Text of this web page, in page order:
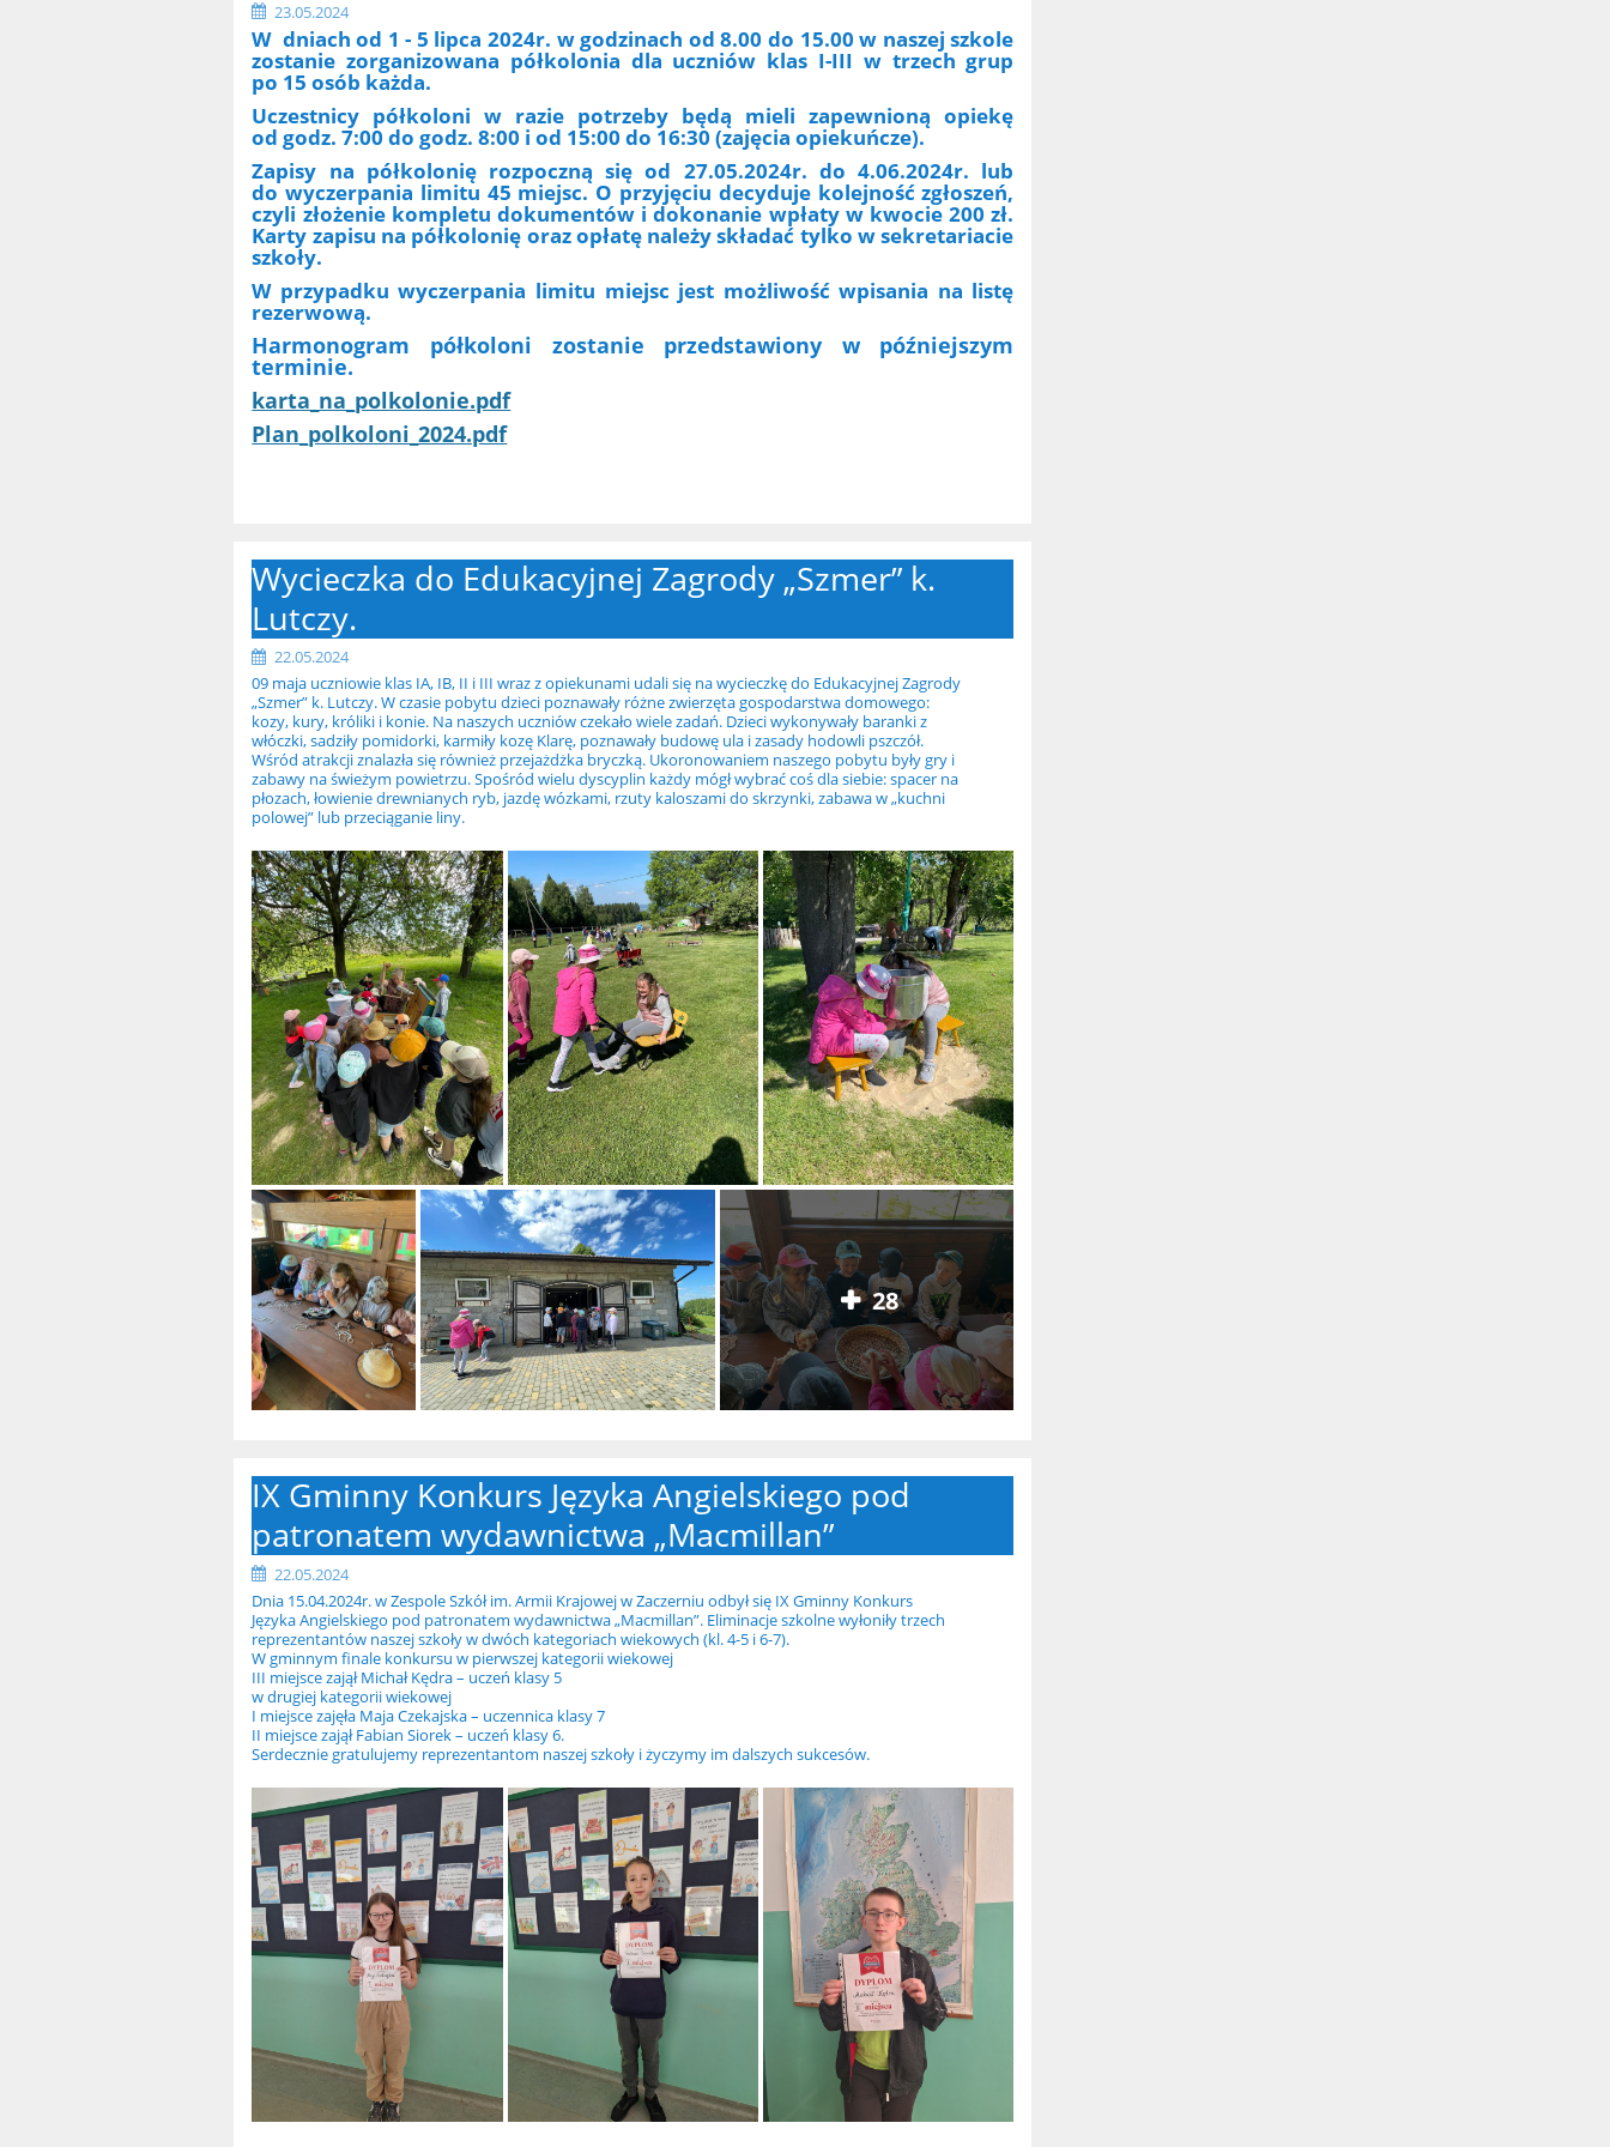
23.05.2024
W dniach od 1 - 5 lipca 2024r. w godzinach od 8.00 do 15.00 w naszej szkole
zostanie zorganizowana półkolonia dla uczniów klas I-III w trzech grup
po 15 osób każda.
Uczestnicy półkoloni w razie potrzeby będą mieli zapewnioną opiekę
od godz. 7:00 do godz. 8:00 i od 15:00 do 16:30 (zajęcia opiekuńcze).
Zapisy na półkolonię rozpoczną się od 27.05.2024r. do 4.06.2024r. lub
do wyczerpania limitu 45 miejsc. O przyjęciu decyduje kolejność zgłoszeń,
czyli złożenie kompletu dokumentów i dokonanie wpłaty w kwocie 200 zł.
Karty zapisu na półkolonię oraz opłatę należy składać tylko w sekretariacie
szkoły.
W przypadku wyczerpania limitu miejsc jest możliwość wpisania na listę
rezerwową.
Harmonogram półkoloni zostanie przedstawiony w późniejszym
terminie.
karta_na_polkolonie.pdf
Plan_polkoloni_2024.pdf
Wycieczka do Edukacyjnej Zagrody „Szmer” k.
Lutczy.
22.05.2024
09 maja uczniowie klas IA, IB, II i III wraz z opiekunami udali się na wycieczkę do Edukacyjnej Zagrody
„Szmer” k. Lutczy. W czasie pobytu dzieci poznawały różne zwierzęta gospodarstwa domowego:
kozy, kury, króliki i konie. Na naszych uczniów czekało wiele zadań. Dzieci wykonywały baranki z
włóczki, sadziły pomidorki, karmiły kozę Klarę, poznawały budowę ula i zasady hodowli pszczół.
Wśród atrakcji znalazła się również przejażdżka bryczką. Ukoronowaniem naszego pobytu były gry i
zabawy na świeżym powietrzu. Spośród wielu dyscyplin każdy mógł wybrać coś dla siebie: spacer na
płozach, łowienie drewnianych ryb, jazdę wózkami, rzuty kaloszami do skrzynki, zabawa w „kuchni
polowej” lub przeciąganie liny.
28
IX Gminny Konkurs Języka Angielskiego pod
patronatem wydawnictwa „Macmillan”
22.05.2024
Dnia 15.04.2024r. w Zespole Szkół im. Armii Krajowej w Zaczerniu odbył się IX Gminny Konkurs
Języka Angielskiego pod patronatem wydawnictwa „Macmillan”. Eliminacje szkolne wyłoniły trzech
reprezentantów naszej szkoły w dwóch kategoriach wiekowych (kl. 4-5 i 6-7).
W gminnym finale konkursu w pierwszej kategorii wiekowej
III miejsce zajął Michał Kędra – uczeń klasy 5
w drugiej kategorii wiekowej
I miejsce zajęła Maja Czekajska – uczennica klasy 7
II miejsce zajął Fabian Siorek – uczeń klasy 6.
Serdecznie gratulujemy reprezentantom naszej szkoły i życzymy im dalszych sukcesów.